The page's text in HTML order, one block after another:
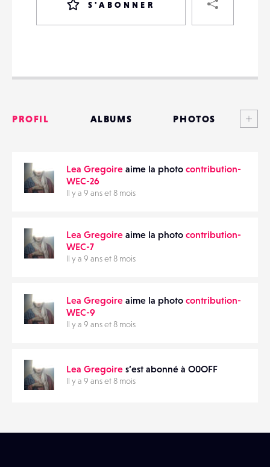
S'ABONNER
DESTINATAIRE
VOTRE
VOTRE
PROFIL ALBUMS PHOTOS
MATÉRIELS
ÉVÉNEMENTS
Lea Gregoire aime la photo contribution-
WEC-26
Il y a 9 ans et 8 mois
Lea Gregoire aime la photo contribution-
WEC-7
Il y a 9 ans et 8 mois
Lea Gregoire aime la photo contribution-
WEC-9
Il y a 9 ans et 8 mois
Lea Gregoire s’est abonné à O0OFF
Il y a 9 ans et 8 mois